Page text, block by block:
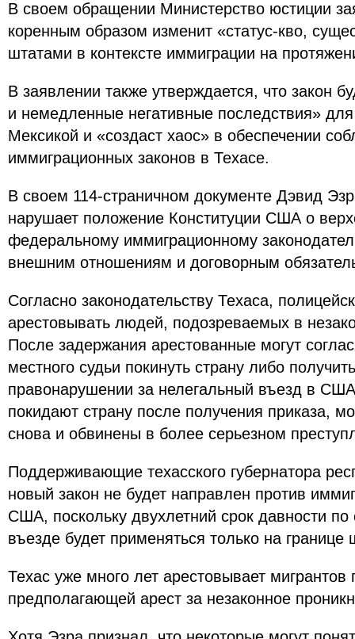
В своем обращении Министерство юстиции
коренным образом изменит «статус-кво,
штатами в контексте иммиграции на
В заявлении также утверждается, что закон
и немедленные негативные последствия»
Мексикой и «создаст хаос» в обеспечении
иммиграционных законов в Техасе.
В своем 114-страничном документе Дэвид
нарушает положение Конституции США о
федеральному иммиграционному
внешним отношениям и договорным
Согласно законодательству Техаса,
арестовывать людей, подозреваемых в
После задержания арестованные могут
местного судьи покинуть страну либо
правонарушении за нелегальный въезд в
покидают страну после получения приказа,
снова и обвинены в более серьезном
Поддерживающие техасского губернатора
новый закон не будет направлен против
США, поскольку двухлетний срок давности
въезде будет применяться только на границе
Техас уже много лет арестовывает мигрантов
предполагающей арест за незаконное